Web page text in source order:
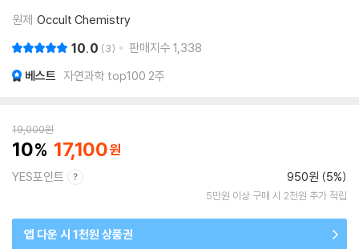
원제 Occult Chemistry
10.0 3 판매지수 1,338
베스트 자연과학 top100 2주
19,000원
10 17,100
YES포인트 950원 (5%)
5만원 이상 구매 시 2천원 추가 적립
앱 다운 시 1천원 상품권